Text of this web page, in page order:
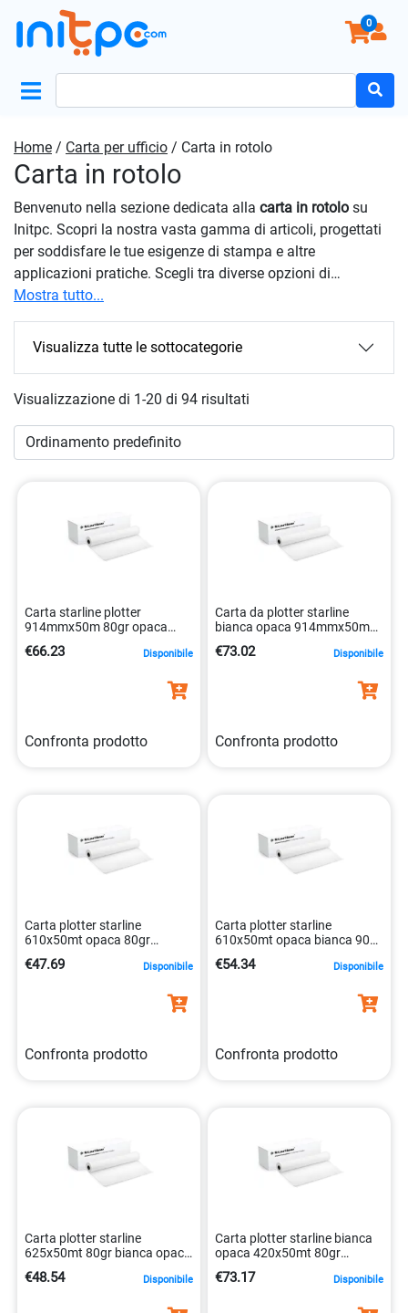
0
Home / Carta per ufficio / Carta in rotolo
Carta in rotolo
Benvenuto nella sezione dedicata alla carta in rotolo su
Initpc. Scopri la nostra vasta gamma di articoli, progettati
per soddisfare le tue esigenze di stampa e altre
applicazioni pratiche. Scegli tra diverse opzioni di
larghezza, lunghezza e grammatura per trovare il prodotto
perfetto per le tue esigenze specifiche, che tu stia
stampando grandi documenti, creando disegni artistici o
gestendo le esigenze di stampa quotidiane. La sua
esigenze quotidiane. Esplora la nostra gamma completa di
carta in rotoloe scopri come migliorare la tua esperienza di
stampa e altre attività pratiche. Ordina oggi su Initpc e
Mostra tutto...
Visualizza tutte le sottocategorie
Visualizzazione di 1-20 di 94 risultati
Carta starline plotter
914mmx50m 80gr opaca
€66.23 Disponibile
Confronta prodotto
Carta da plotter starline
bianca opaca 914mmx50m
€73.02 Disponibile
Confronta prodotto
Carta plotter starline
610x50mt opaca 80gr
€47.69 Disponibile
Confronta prodotto
Carta plotter starline
610x50mt opaca bianca 90gr
€54.34 Disponibile
Confronta prodotto
Carta plotter starline
625x50mt 80gr bianca opaca
€48.54 Disponibile
Carta plotter starline bianca
opaca 420x50mt 80gr
€73.17 Disponibile